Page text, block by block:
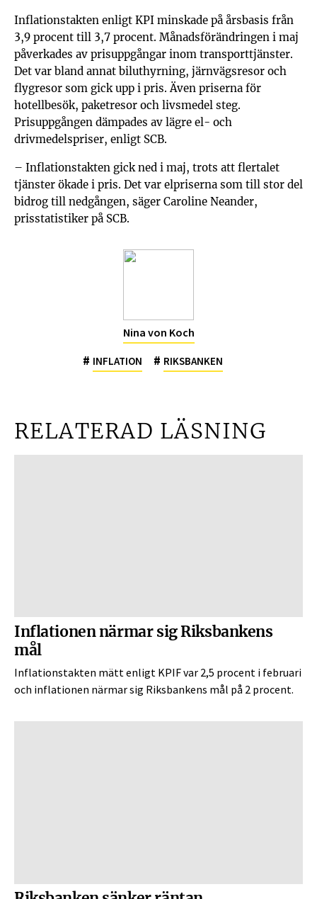
Inflationstakten enligt KPI minskade på årsbasis från
3,9 procent till 3,7 procent. Månadsförändringen i maj
påverkades av prisuppgångar inom transporttjänster.
Det var bland annat biluthyrning, järnvägsresor och
flygresor som gick upp i pris. Även priserna för
hotellbesök, paketresor och livsmedel steg.
Prisuppgången dämpades av lägre el- och
drivmedelspriser, enligt SCB.
– Inflationstakten gick ned i maj, trots att flertalet
tjänster ökade i pris. Det var elpriserna som till stor del
bidrog till nedgången, säger Caroline Neander,
prisstatistiker på SCB.
Nina von Koch
# INFLATION # RIKSBANKEN
RELATERAD LÄSNING
Inflationen närmar sig Riksbankens
mål
Inflationstakten mätt enligt KPIF var 2,5 procent i februari
och inflationen närmar sig Riksbankens mål på 2 procent.